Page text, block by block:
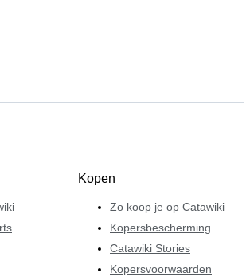
Kopen
Zo koop je op Catawiki
Kopersbescherming
Catawiki Stories
Kopersvoorwaarden